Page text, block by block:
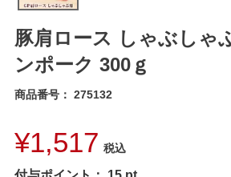
豚肩ロース しゃぶしゃ
ンポーク 300ｇ
商品番号 275132
¥1,517 税込